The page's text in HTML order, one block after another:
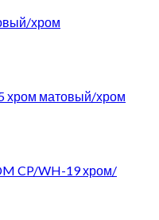
хром
хром матовый/хром
CP/WH-19 хром/